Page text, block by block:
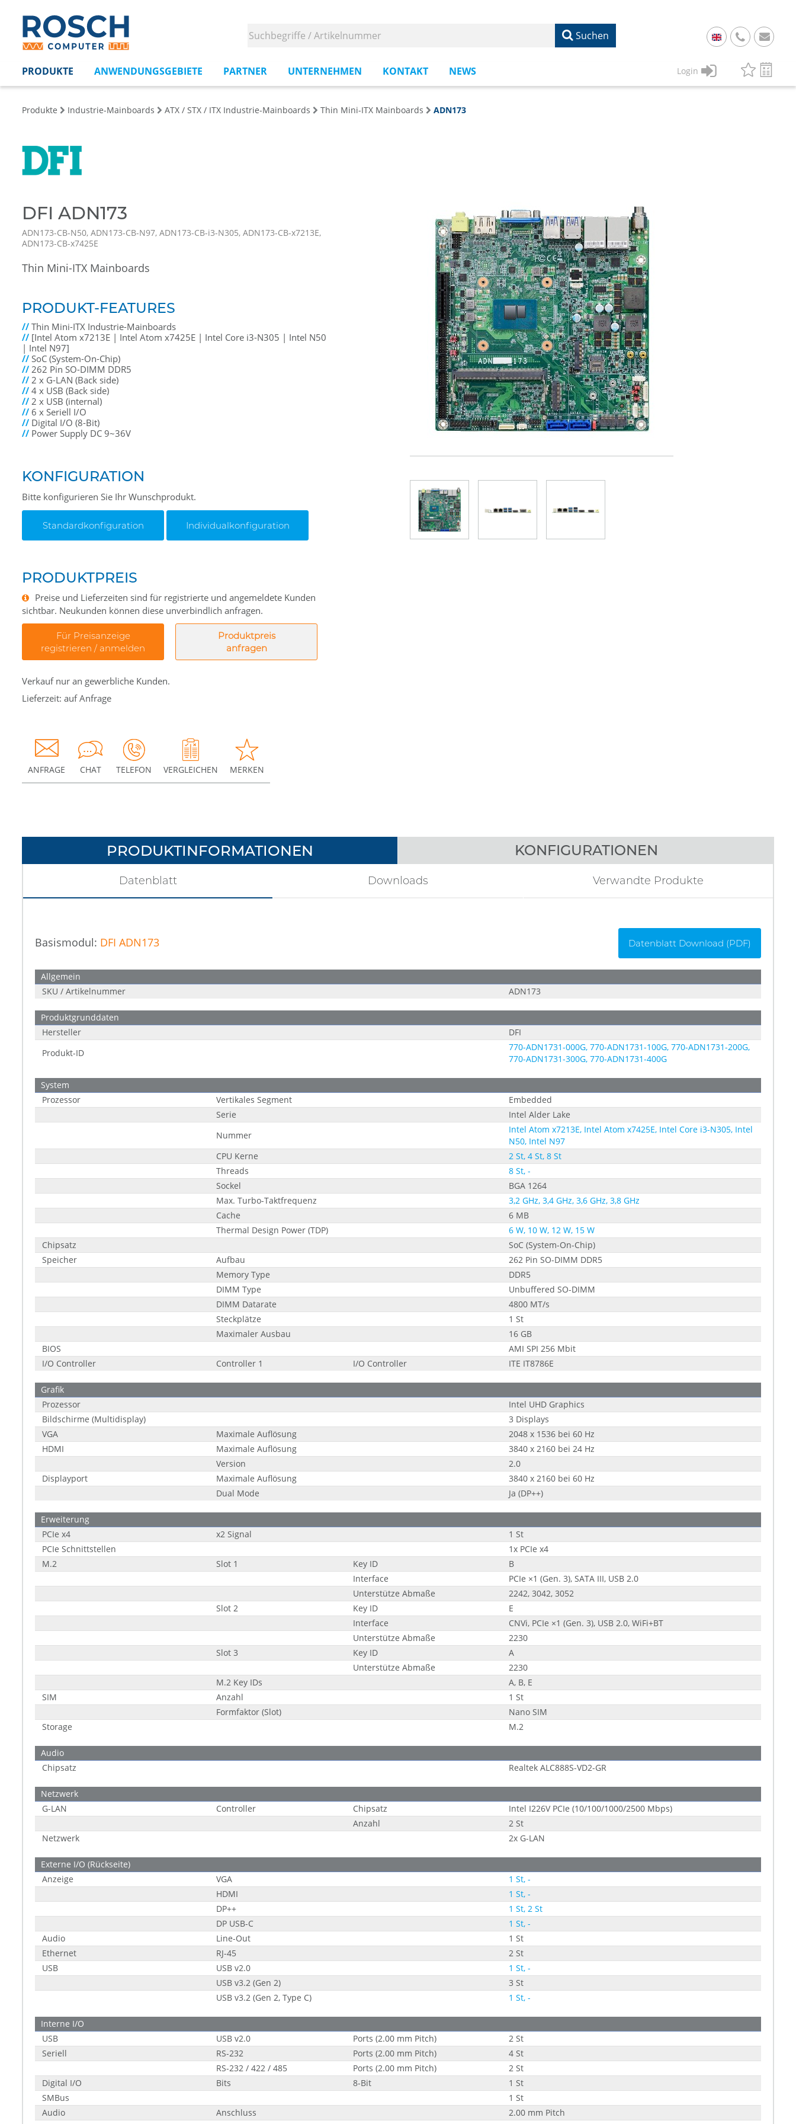
Suchen
49
PRODUKTE ANWENDUNGSGEBIETE PARTNER UNTERNEHMEN KONTAKT NEWS Login
Produkte Industrie-Mainboards ATX / STX / ITX Industrie-Mainboards Thin Mini-ITX Mainboards ADN173
DFI ADN173
ADN173-CB-N50, ADN173-CB-N97, ADN173-CB-i3-N305, ADN173-CB-x7213E,
ADN173-CB-x7425E
Thin Mini-ITX Mainboards
PRODUKT-FEATURES
//Thin Mini-ITX Industrie-Mainboards
// [Intel Atom x7213E | Intel Atom x7425E | Intel Core i3-N305 | Intel N50
| Intel N97]
//SoC (System-On-Chip)
//262 Pin SO-DIMM DDR5
//2 x G-LAN (Back side)
//4 x USB (Back side)
//2 x USB (internal)
// 6 x Seriell I/O
// Digital I/O (8-Bit)
// Power Supply DC 9~36V
KONFIGURATION
Bitte konfigurieren Sie Ihr Wunschprodukt.
Standardkonfiguration Individualkonfiguration
PRODUKTPREIS
Preise und Lieferzeiten sind für registrierte und angemeldete Kunden
sichtbar. Neukunden können diese unverbindlich anfragen.
Für Preisanzeige
registrieren / anmelden
Produktpreis
anfragen
Verkauf nur an gewerbliche Kunden.
Lieferzeit: auf Anfrage
ANFRAGE CHAT TELEFON VERGLEICHEN MERKEN
PRODUKTINFORMATIONEN KONFIGURATIONEN
Datenblatt Downloads Verwandte Produkte
Basismodul: DFI ADN173 Datenblatt Download (PDF)
Allgemein
SKU / Artikelnummer
ADN173
Produktgrunddaten
Hersteller
DFI
Produkt-ID
770-ADN1731-000G, 770-ADN1731-100G, 770-ADN1731-200G,
770-ADN1731-300G, 770-ADN1731-400G
System
Prozessor
Vertikales Segment
Embedded
Serie
Intel Alder Lake
Nummer
Intel Atom x7213E, Intel Atom x7425E, Intel Core i3-N305, Intel
N50, Intel N97
CPU Kerne
2 St, 4 St, 8 St
Threads
8 St, -
Sockel
BGA 1264
Max. Turbo-Taktfrequenz
3,2 GHz, 3,4 GHz, 3,6 GHz, 3,8 GHz
Cache
6 MB
Thermal Design Power (TDP)
6 W, 10 W, 12 W, 15 W
Chipsatz
SoC (System-On-Chip)
Speicher
Aufbau
262 Pin SO-DIMM DDR5
Memory Type
DDR5
DIMM Type
Unbuffered SO-DIMM
DIMM Datarate
4800 MT/s
Steckplätze
1 St
Maximaler Ausbau
16 GB
BIOS
AMI SPI 256 Mbit
I/O Controller
Controller 1 I/O Controller ITE IT8786E
Grafik
Prozessor
Intel UHD Graphics
Bildschirme (Multidisplay)
3 Displays
VGA
Maximale Auflösung
2048 x 1536 bei 60 Hz
HDMI
Maximale Auflösung
3840 x 2160 bei 24 Hz
Version
2.0
Displayport
Maximale Auflösung
3840 x 2160 bei 60 Hz
Dual Mode
Ja (DP++)
Erweiterung
PCIe x4
x2 Signal
1 St
PCIe Schnittstellen
1x PCIe x4
M.2
Slot 1 Key ID
B
Interface
PCIe ×1 (Gen. 3), SATA III, USB 2.0
Unterstütze Abmaße
2242, 3042, 3052
Slot 2
Key ID
E
Interface
CNVi, PCIe ×1 (Gen. 3), USB 2.0, WiFi+BT
Unterstütze Abmaße
2230
Slot 3
Key ID
A
Unterstütze Abmaße
2230
M.2 Key IDs
A, B, E
SIM
Anzahl
1 St
Formfaktor (Slot)
Nano SIM
Storage
M.2
Audio
Chipsatz
Realtek ALC888S-VD2-GR
Netzwerk
G-LAN
Controller Chipsatz
Intel I226V PCIe (10/100/1000/2500 Mbps)
Anzahl
2 St
Netzwerk
2x G-LAN
Externe I/O (Rückseite)
Anzeige
VGA
1 St, -
HDMI
1 St, -
DP++
1 St, 2 St
DP USB-C
1 St, -
Audio
Line-Out
1 St
Ethernet
RJ-45
2 St
USB
USB v2.0
1 St, -
USB v3.2 (Gen 2)
3 St
USB v3.2 (Gen 2, Type C)
1 St, -
Interne I/O
USB
USB v2.0 Ports (2.00 mm Pitch)
2 St
Seriell
RS-232 Ports (2.00 mm Pitch)
4 St
RS-232 / 422 / 485
Ports (2.00 mm Pitch)
2 St
Digital I/O
Bits 8-Bit
1 St
SMBus
1 St
Audio
Anschluss
2.00 mm Pitch